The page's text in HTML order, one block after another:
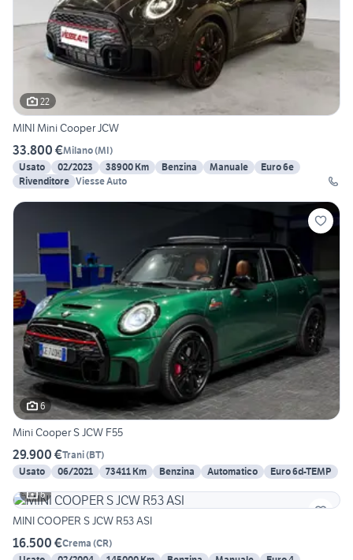
22
MINI Mini Cooper JCW
33.800 €Milano(MI)
Usato
02/2023 38900 Km Benzina Manuale
Euro 6e
Rivenditore Viesse Auto
6
Mini Cooper S JCW F55
29.900 €Trani(BT)
Usato
06/2021 73411 Km Benzina Automatico
Euro 6d-TEMP
6
MINI COOPER S JCW R53 ASI
16.500 €Crema (CR)